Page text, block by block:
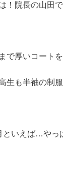
！院長の山田で
で厚いコート
生も半袖の制
といえば…やっ